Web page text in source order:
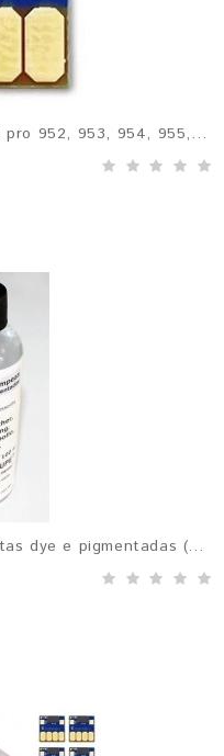
Chip Permanente p/ HP Officejet pro 952, 953, 954, 955, 952XL, 953XL, 954XL e 955XL
Solução de limpeza MCS para tintas dye e pigmentadas (diluente)